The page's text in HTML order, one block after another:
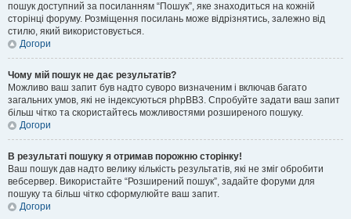
пошук доступний за посиланням “Пошук”, яке знаходиться на кожній
сторінці форуму. Розміщення посилань може відрізнятись, залежно від
стилю, який використовується.
Догори
Чому мій пошук не дає результатів?
Можливо ваш запит був надто суворо визначеним і включав багато
загальних умов, які не індексуються phpBB3. Спробуйте задати ваш запит
більш чітко та скористайтесь можливостями розширеного пошуку.
Догори
В результаті пошуку я отримав порожню сторінку!
Ваш пошук дав надто велику кількість результатів, які не зміг обробити
вебсервер. Використайте “Розширений пошук”, задайте форуми для
пошуку та більш чітко сформулюйте ваш запит.
Догори